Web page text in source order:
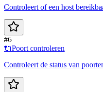
Controleert of een host
#6
🔌Poort controleren
Controleert de status van